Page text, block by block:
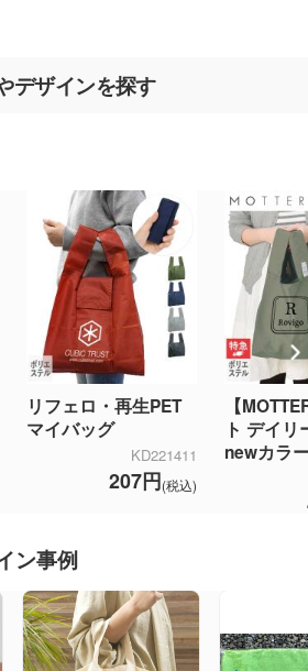
デザインを探す
リフェロ・再生PET
マイバッグ
KD221411
207円(税込)
【
ト デイリ
newカラ
ン事例